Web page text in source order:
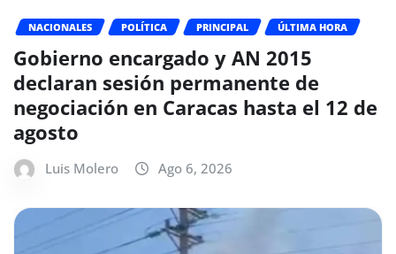
NACIONALES POLÍTICA PRINCIPAL ÚLTIMA HORA
Gobierno encargado y AN 2015
declaran sesión permanente de
negociación en Caracas hasta el 12 de
agosto
Luis Molero Ago 6, 2026